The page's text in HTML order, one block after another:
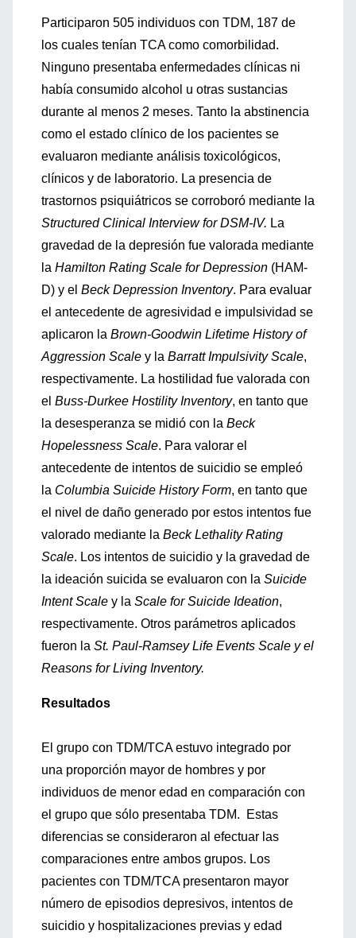
Participaron 505 individuos con TDM, 187 de
los cuales tenían TCA como comorbilidad.
Ninguno presentaba enfermedades clínicas ni
había consumido alcohol u otras sustancias
durante al menos 2 meses. Tanto la abstinencia
como el estado clínico de los pacientes se
evaluaron mediante análisis toxicológicos,
clínicos y de laboratorio. La presencia de
trastornos psiquiátricos se corroboró mediante la
Structured Clinical Interview for DSM-IV. La
gravedad de la depresión fue valorada mediante
la Hamilton Rating Scale for Depression (HAM-
D) y el Beck Depression Inventory. Para evaluar
el antecedente de agresividad e impulsividad se
aplicaron la Brown-Goodwin Lifetime History of
Aggression Scale y la Barratt Impulsivity Scale,
respectivamente. La hostilidad fue valorada con
el Buss-Durkee Hostility Inventory, en tanto que
la desesperanza se midió con la Beck
Hopelessness Scale. Para valorar el
antecedente de intentos de suicidio se empleó
la Columbia Suicide History Form, en tanto que
el nivel de daño generado por estos intentos fue
valorado mediante la Beck Lethality Rating
Scale. Los intentos de suicidio y la gravedad de
la ideación suicida se evaluaron con la Suicide
Intent Scale y la Scale for Suicide Ideation,
respectivamente. Otros parámetros aplicados
fueron la St. Paul-Ramsey Life Events Scale y el
Reasons for Living Inventory.
Resultados
El grupo con TDM/TCA estuvo integrado por
una proporción mayor de hombres y por
individuos de menor edad en comparación con
el grupo que sólo presentaba TDM. Estas
diferencias se consideraron al efectuar las
comparaciones entre ambos grupos. Los
pacientes con TDM/TCA presentaron mayor
número de episodios depresivos, intentos de
suicidio y hospitalizaciones previas y edad